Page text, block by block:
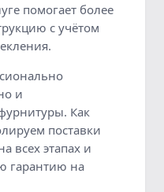
помогает более
с учётом
и
Как
поставки
всех этапах и
гарантию на